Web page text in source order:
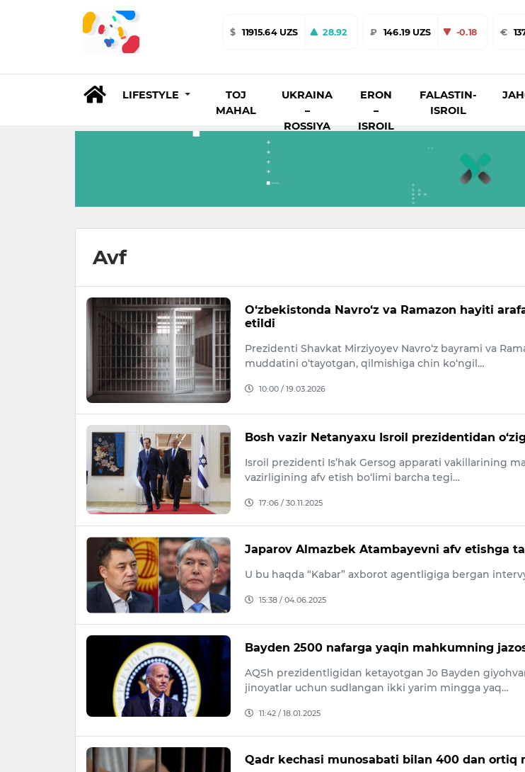
$ 11915.64 UZS 28.92 ₽ 146.19 UZS -0.18 €
LIFESTYLE
TOJ
MAHAL
UKRAINA
–
ROSSIYA
ERON
–
ISROIL
FALASTIN-
ISROIL
Avf
O‘zbekistonda Navro‘z va Ramazon hayiti
etildi
Prezidenti Shavkat Mirziyoyev Navro‘z bayrami va
muddatini o‘tayotgan, qilmishiga chin ko‘ngil…
10:00 / 19.03.2026
Bosh vazir Netanyaxu Isroil prezidentidan
Isroil prezidenti Is’hak Gersog apparati vakillarining
vazirligining afv etish bo‘limi barcha tegi…
17:06 / 30.11.2025
Japarov Almazbek Atambayevni afv etishga
U bu haqda “Kabar” axborot agentligiga bergan
15:38 / 04.06.2025
Bayden 2500 nafarga yaqin mahkumning
AQSh prezidentligidan ketayotgan Jo Bayden
jinoyatlar uchun sudlangan ikki yarim mingga yaq…
11:42 / 18.01.2025
Qadr kechasi munosabati bilan 400 dan ortiq